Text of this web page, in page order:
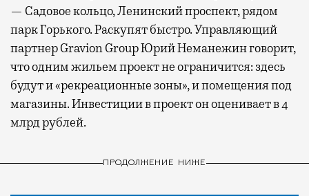
— Садовое кольцо, Ленинский проспект, рядом
парк Горького. Раскупят быстро. Управляющий
партнер Gravion Group Юрий Неманежин говорит,
что одним жильем проект не ограничится: здесь
будут и «рекреационные зоны», и помещения под
магазины. Инвестиции в проект он оценивает в 4
млрд рублей.
ПРОДОЛЖЕНИЕ НИЖЕ